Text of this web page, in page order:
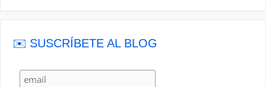
✉️ SUSCRÍBETE AL BLOG